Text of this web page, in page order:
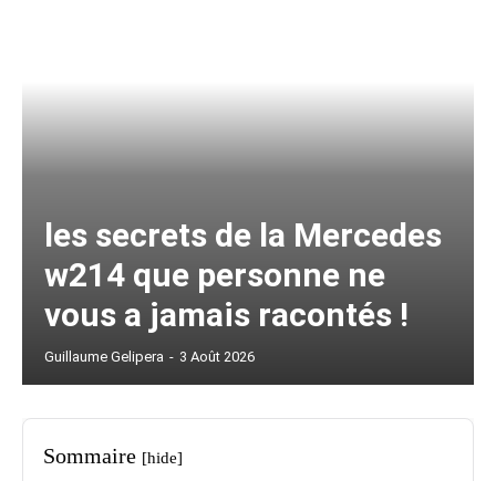
les secrets de la Mercedes
w214 que personne ne
vous a jamais racontés !
Guillaume Gelipera - 3 Août 2026
Sommaire [hide]